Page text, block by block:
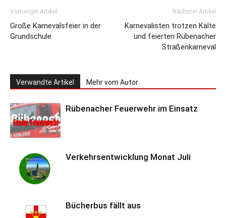
Vorheriger Artikel
Große Karnevalsfeier in der
Grundschule
Nächster Artikel
Karnevalisten trotzen Kälte
und feierten Rübenacher
Straßenkarneval
Verwandte Artikel Mehr vom Autor
Rübenacher Feuerwehr im Einsatz
Verkehrsentwicklung Monat Juli
Bücherbus fällt aus